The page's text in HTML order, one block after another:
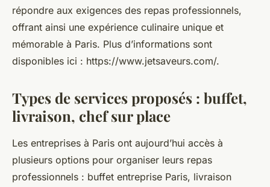
répondre aux exigences des repas professionnels,
offrant ainsi une expérience culinaire unique et
mémorable à Paris. Plus d’informations sont
disponibles ici : https://www.jetsaveurs.com/.
Types de services proposés : buffet,
livraison, chef sur place
Les entreprises à Paris ont aujourd’hui accès à
plusieurs options pour organiser leurs repas
professionnels : buffet entreprise Paris, livraison